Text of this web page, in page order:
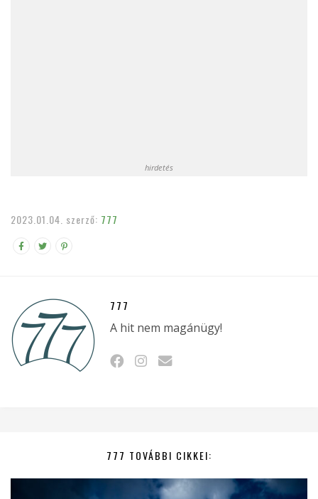
hirdetés
2023.01.04. szerző: 777
777
A hit nem magánügy!
777 TOVÁBBI CIKKEI: